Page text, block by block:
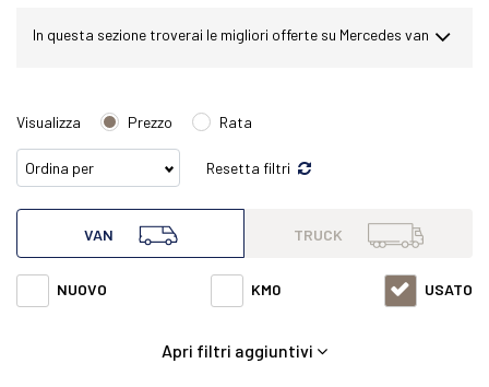
In questa sezione troverai le migliori offerte su Mercedes van
Mercedes van Sprinter 316 cdi f 37/35 executive e5b+ con
varie fasce di prezzi ed equipaggiamenti in grado di
soddisfare qualsiasi esigenza di comfort o prestazione.
Visualizza Prezzo Rata
Resetta filtri
VAN TRUCK
NUOVO KM0 USATO
Apri filtri aggiuntivi